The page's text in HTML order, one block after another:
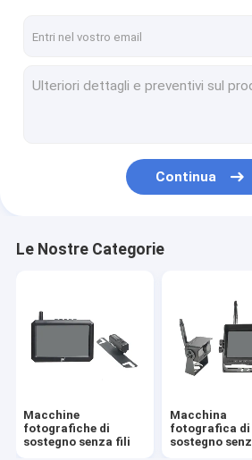
Macchina fotografica di sostegno
Macchina fotografica di sostegno
Macchina fotografica di
Macchina fotografica di inverso di
Fotocamera per specchietto per
Continua
Le Nostre Categorie
Macchine
fotografiche di
sostegno senza fili
Macchina
fotografica di
sostegno